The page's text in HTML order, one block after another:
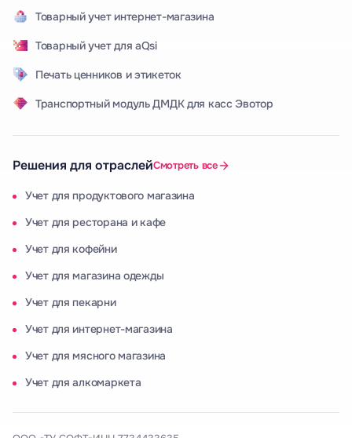
Товарный учет интернет-магазина
Товарный учет для aQsi
Печать ценников и этикеток
Транспортный модуль ДМДК для касс Эвотор
Решения для отраслейСмотреть все
Учет для продуктового магазина
Учет для ресторана и кафе
Учет для кофейни
Учет для магазина одежды
Учет для пекарни
Учет для интернет-магазина
Учет для мясного магазина
Учет для алкомаркета